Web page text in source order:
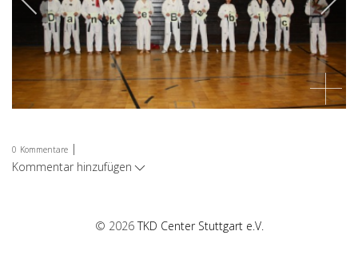
0 Kommentare |
Kommentar hinzufügen
© 2026TKD Center Stuttgart e.V.